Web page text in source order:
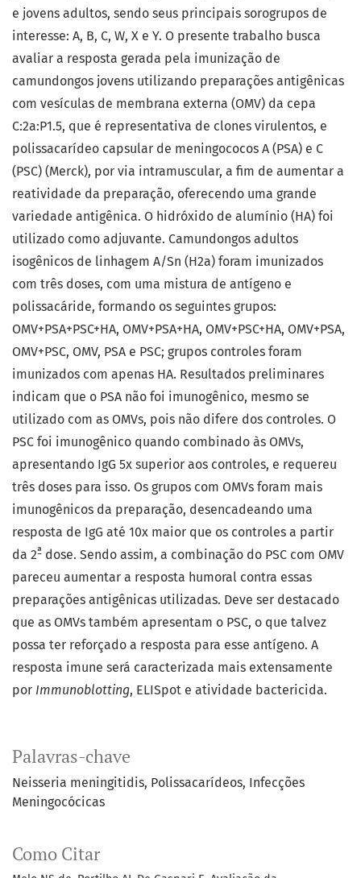
Palavras-chave
Neisseria meningitidis Polissacarídeos Infecções
Meningocócicas
Como Citar
e jovens adultos, sendo seus principais sorogrupos de
interesse: A, B, C, W, X e Y. O presente trabalho busca
avaliar a resposta gerada pela imunização de
camundongos jovens utilizando preparações antigênicas
com vesículas de membrana externa (OMV) da cepa
C:2a:P1.5, que é representativa de clones virulentos, e
polissacarídeo capsular de meningococos A (PSA) e C
(PSC) (Merck), por via intramuscular, a fim de aumentar a
reatividade da preparação, oferecendo uma grande
variedade antigênica. O hidróxido de alumínio (HA) foi
utilizado como adjuvante. Camundongos adultos
isogênicos de linhagem A/Sn (H2a) foram imunizados
com três doses, com uma mistura de antígeno e
polissacáride, formando os seguintes grupos:
OMV+PSA+PSC+HA, OMV+PSA+HA, OMV+PSC+HA, OMV+PSA,
OMV+PSC, OMV, PSA e PSC; grupos controles foram
imunizados com apenas HA. Resultados preliminares
indicam que o PSA não foi imunogênico, mesmo se
utilizado com as OMVs, pois não difere dos controles. O
PSC foi imunogênico quando combinado às OMVs,
apresentando IgG 5x superior aos controles, e requereu
três doses para isso. Os grupos com OMVs foram mais
imunogênicos da preparação, desencadeando uma
resposta de IgG até 10x maior que os controles a partir
da 2ª dose. Sendo assim, a combinação do PSC com OMV
pareceu aumentar a resposta humoral contra essas
preparações antigênicas utilizadas. Deve ser destacado
que as OMVs também apresentam o PSC, o que talvez
possa ter reforçado a resposta para esse antígeno. A
resposta imune será caracterizada mais extensamente
por Immunoblotting, ELISpot e atividade bactericida.